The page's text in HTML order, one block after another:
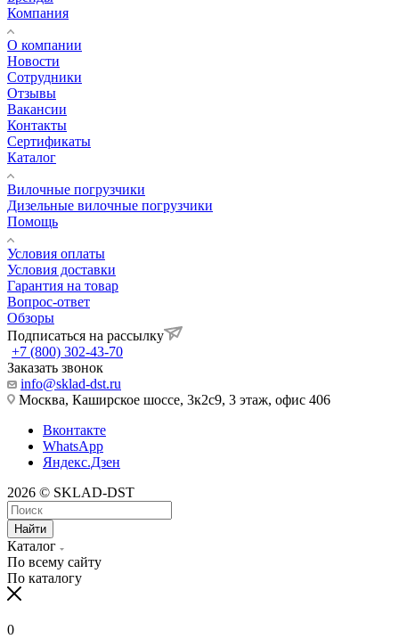
Компания
О компании
Новости
Сотрудники
Отзывы
Вакансии
Контакты
Сертификаты
Каталог
Вилочные погрузчики
Дизельные вилочные погрузчики
Помощь
Условия оплаты
Условия доставки
Гарантия на товар
Вопрос-ответ
Обзоры
Подписаться на рассылку
+7 (800) 302-43-70
Заказать звонок
info@sklad-dst.ru
Москва, Каширское шоссе, 3к2с9, 3 этаж, офис 406
Вконтакте
WhatsApp
Яндекс.Дзен
2026 © SKLAD-DST
Найти
Каталог
По всему сайту
По каталогу
0